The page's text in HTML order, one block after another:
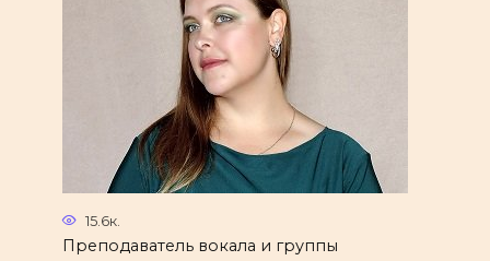
15.6к.
Преподаватель вокала и группы